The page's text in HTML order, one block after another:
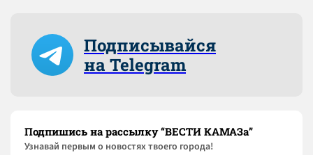
Подписывайся
на Telegram
Подпишись на рассылку “ВЕСТИ КАМАЗа”
Узнaвай первым о новостях твоего города!